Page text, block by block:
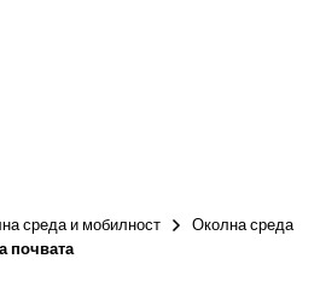
Български
среда и мобилност
Околна среда
почвата